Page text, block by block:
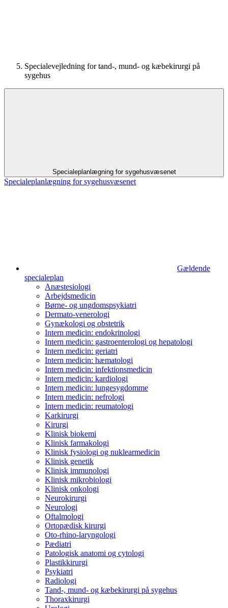
Specialevejledning for tand-, mund- og kæbekirurgi på
sygehus
Specialeplanlægning for sygehusvæsenet
Specialeplanlægning for sygehusvæsenet
Gældende
specialeplan
Anæstesiologi
Arbejds­medicin
Børne- og ungdoms­psykiatri
Dermato-venerologi
Gynækologi og obstetrik
Intern medicin: endokrinologi
Intern medicin: gastro­enterologi og hepatologi
Intern medicin: geriatri
Intern medicin: hæmatologi
Intern medicin: infektionsmedicin
Intern medicin: kardiologi
Intern medicin: lunge­sygdomme
Intern medicin: nefrologi
Intern medicin: reumatologi
Karkirurgi
Kirurgi
Klinisk biokemi
Klinisk farmakologi
Klinisk fysiologi og nuklearmedicin
Klinisk genetik
Klinisk immunologi
Klinisk mikrobiologi
Klinisk onkologi
Neurokirurgi
Neurologi
Oftalmologi
Ortopædisk kirurgi
Oto-rhino-laryngologi
Pædiatri
Patologisk anatomi og cytologi
Plastikkirurgi
Psykiatri
Radiologi
Tand-, mund- og kæbekirurgi på sygehus
Thoraxkirurgi